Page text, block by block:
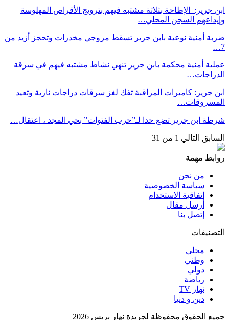
ابن جرير: الإطاحة بثلاثة مشتبه فيهم بترويج الأقراص المهلوسة
وإيداعهم السجن المحلي…
ضربة أمنية نوعية بابن جرير تسقط مروجي مخدرات وتحجز أزيد من
7…
عملية أمنية محكمة بابن جرير تنهي نشاط مشتبه فيهم في سرقة
الدراجات…
ابن جرير: كاميرات المراقبة تفك لغز سرقات دراجات نارية وتعيد
المسروقات…
شرطة ابن جرير تضع حدا لـ”حرب الفتوات” بحي المجد ، اعتقال…
السابق التالي 1 من 31
روابط مهمة
من نحن
سياسة الخصوصية
اتفاقية الاستخدام
أرسل مقال
إتصل بنا
التصنيفات
محلي
وطني
دولي
رياضة
نهار TV
دين و دنيا
جميع الحقوق محفوظة لجريدة نهار بريس 2026